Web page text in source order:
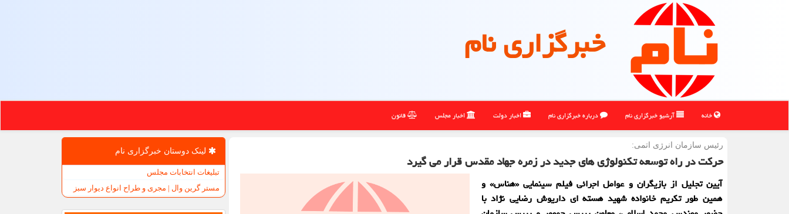
خبرگزاری نام
خانه آرشیو خبرگزاری نام درباره خبرگزاری نام اخبار دولت اخبار مجلس قانون
رئیس سازمان انرژی اتمی:
حرکت در راه توسعه تکنولوژی های جدید در زمره جهاد مقدس قرار می گیرد
آیین تجلیل از بازیگران و عوامل اجرائی فیلم سینمایی «هناس» و
همین طور تکریم خانواده شهید هسته ای داریوش رضایی نژاد با
لینک دوستان خبرگزاری نام
تبلیغات انتخابات مجلس
مستر گرین وال | مجری و طراح انواع دیوار سبز